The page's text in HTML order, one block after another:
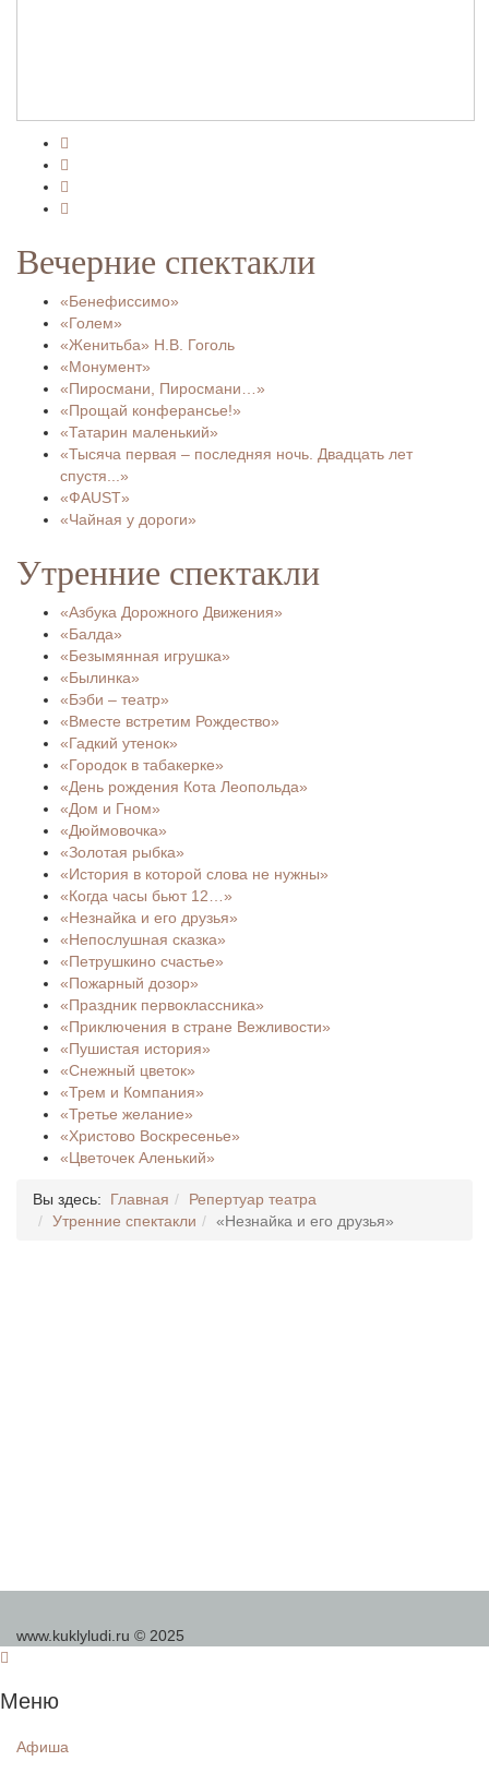
Вечерние спектакли
«Бенефиссимо»
«Голем»
«Женитьба» Н.В. Гоголь
«Монумент»
«Пиросмани, Пиросмани…»
«Прощай конферансье!»
«Татарин маленький»
«Тысяча первая – последняя ночь. Двадцать лет
спустя...»
«ФAUST»
«Чайная у дороги»
Утренние спектакли
«Азбука Дорожного Движения»
«Балда»
«Безымянная игрушка»
«Былинка»
«Бэби – театр»
«Вместе встретим Рождество»
«Гадкий утенок»
«Городок в табакерке»
«День рождения Кота Леопольда»
«Дом и Гном»
«Дюймовочка»
«Золотая рыбка»
«История в которой слова не нужны»
«Когда часы бьют 12…»
«Незнайка и его друзья»
«Непослушная сказка»
«Петрушкино счастье»
«Пожарный дозор»
«Праздник первоклассника»
«Приключения в стране Вежливости»
«Пушистая история»
«Снежный цветок»
«Трем и Компания»
«Третье желание»
«Христово Воскресенье»
«Цветочек Аленький»
Вы здесь: Главная
Репертуар театра
Утренние спектакли
«Незнайка и его друзья»
www.kuklyludi.ru © 2025
Меню
Афиша